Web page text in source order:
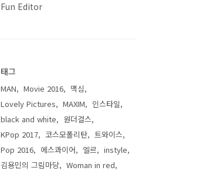
Fun Editor
태그
MAN Movie 2016
맥심
Lovely Pictures
MAXIM
인스타일
black and white
원더걸스
KPop 2017
코스모폴리탄
트와이스
Pop 2016
에스콰이어 엘르
instyle
김용민의 그림마당
Woman in red